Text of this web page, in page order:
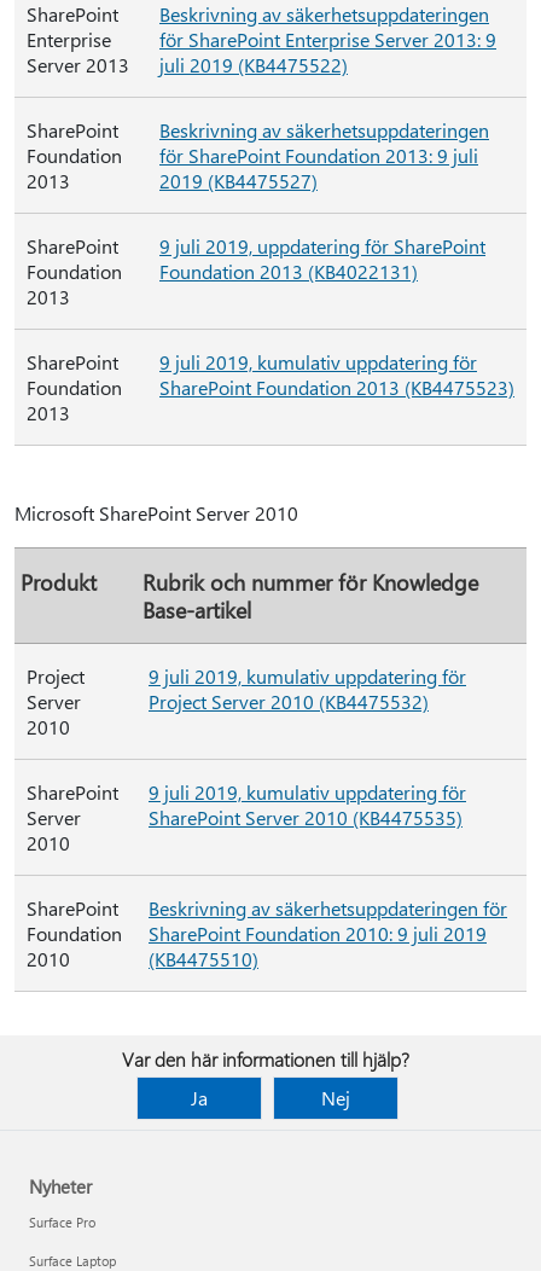
SharePoint
Enterprise
Server 2013
Beskrivning av säkerhetsuppdateringen
för SharePoint Enterprise Server 2013: 9
juli 2019 (KB4475522)
SharePoint
Foundation
2013
Beskrivning av säkerhetsuppdateringen
för SharePoint Foundation 2013: 9 juli
2019 (KB4475527)
SharePoint
Foundation
2013
9 juli 2019, uppdatering för SharePoint
Foundation 2013 (KB4022131)
SharePoint
Foundation
2013
9 juli 2019, kumulativ uppdatering för
SharePoint Foundation 2013 (KB4475523)
Microsoft SharePoint Server 2010
Produkt
Rubrik och nummer för Knowledge
Base-artikel
Project
Server
2010
9 juli 2019, kumulativ uppdatering för
Project Server 2010 (KB4475532)
SharePoint
Server
2010
9 juli 2019, kumulativ uppdatering för
SharePoint Server 2010 (KB4475535)
SharePoint
Foundation
2010
Beskrivning av säkerhetsuppdateringen för
SharePoint Foundation 2010: 9 juli 2019
(KB4475510)
Var den här informationen till hjälp?
Ja
Nej
Nyheter
Surface Pro
Surface Laptop